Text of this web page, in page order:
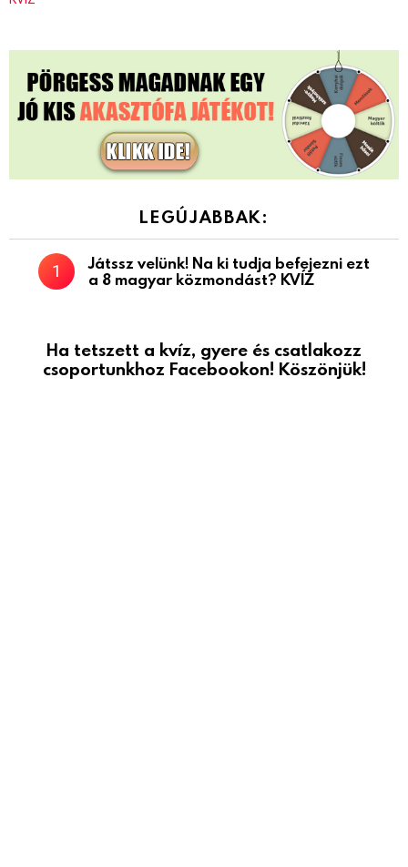
LEGÚJABBAK:
Játssz velünk! Na ki tudja befejezni ezt
a 8 magyar közmondást? KVÍZ
Ha tetszett a kvíz, gyere és csatlakozz
csoportunkhoz Facebookon! Köszönjük!